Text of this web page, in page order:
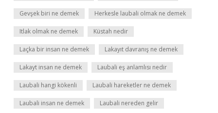
Gevşek biri ne demek Herkesle laubali olmak ne demek
Itlak olmak ne demek Küstah nedir
Laçka bir insan ne demek Lakayıt davranış ne demek
Lakayt insan ne demek Laubali eş anlamlısı nedir
Laubali hangi kökenli Laubali hareketler ne demek
Laubali insan ne demek Laubali nereden gelir